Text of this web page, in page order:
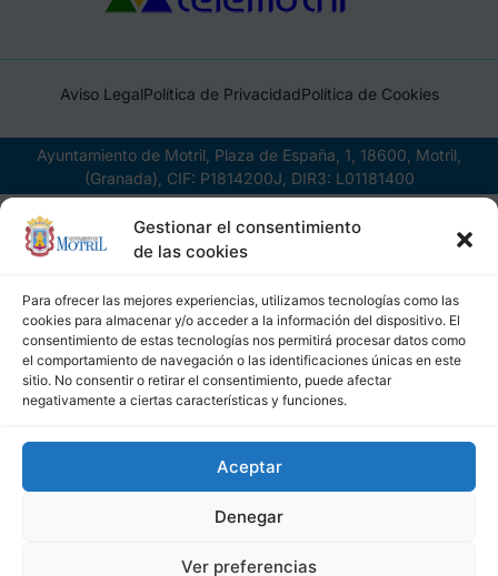
Gestionar el consentimiento
de las cookies
Para ofrecer las mejores experiencias, utilizamos tecnologías como las
cookies para almacenar y/o acceder a la información del dispositivo. El
consentimiento de estas tecnologías nos permitirá procesar datos como
el comportamiento de navegación o las identificaciones únicas en este
sitio. No consentir o retirar el consentimiento, puede afectar
negativamente a ciertas características y funciones.
Aceptar
Denegar
Ver preferencias
Aviso LegalPolítica de PrivacidadPolítica de Cookies
Ayuntamiento de Motril, Plaza de España, 1, 18600, Motril,
(Granada), CIF: P1814200J, DIR3: L01181400